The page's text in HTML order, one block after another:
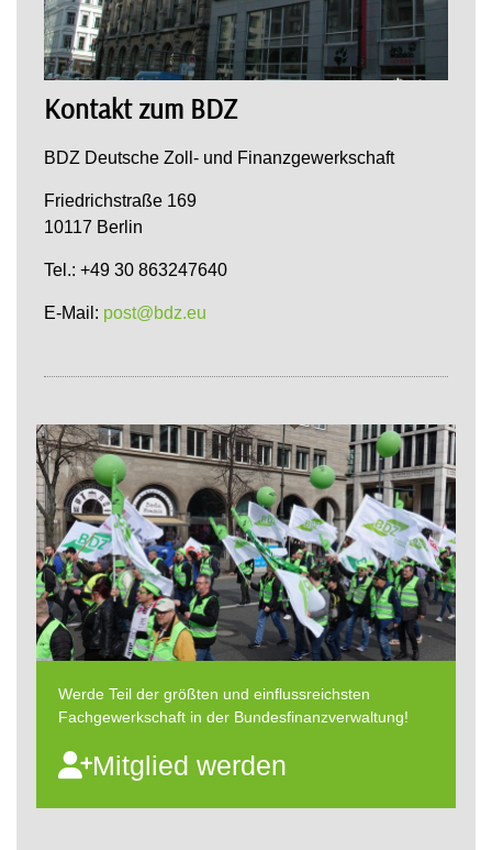
Kontakt zum BDZ
BDZ Deutsche Zoll- und Finanzgewerkschaft
Friedrichstraße 169
10117 Berlin
Tel.: +49 30 863247640
E-Mail: post@bdz.eu
Werde Teil der größten und einflussreichsten
Fachgewerkschaft in der Bundesfinanzverwaltung!
Mitglied werden